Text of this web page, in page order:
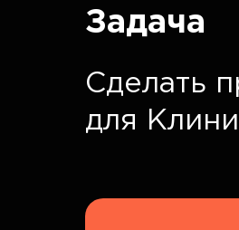
Задача
Сделать
для